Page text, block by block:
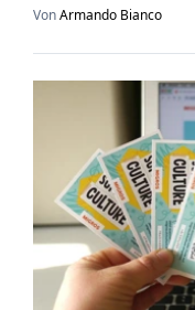
VonArmando Bianco